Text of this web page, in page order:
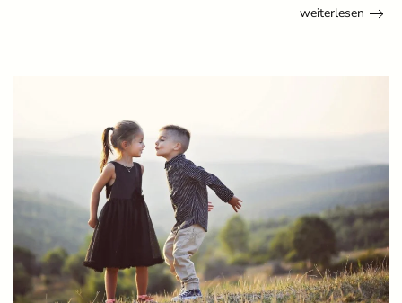
weiterlesen